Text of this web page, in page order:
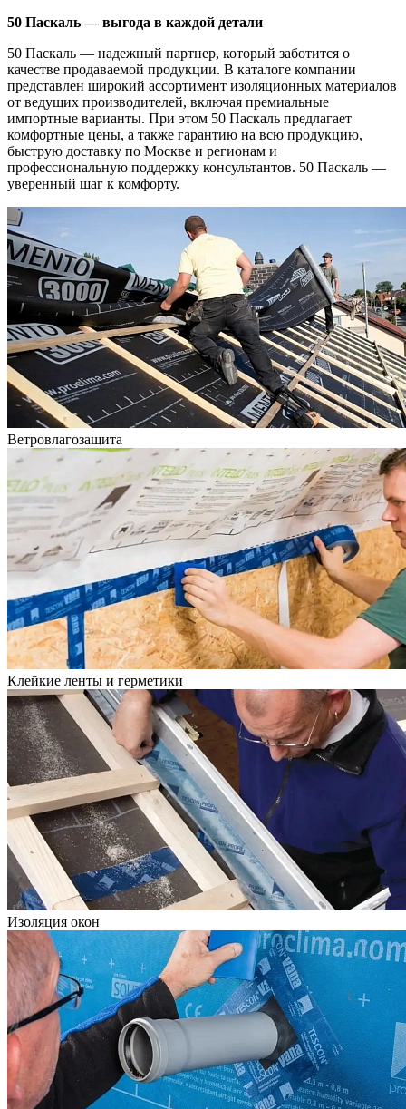
50 Паскаль — выгода в каждой детали
50 Паскаль — надежный партнер, который заботится о
качестве продаваемой продукции. В каталоге компании
представлен широкий ассортимент изоляционных материалов
от ведущих производителей, включая премиальные
импортные варианты. При этом 50 Паскаль предлагает
комфортные цены, а также гарантию на всю продукцию,
быструю доставку по Москве и регионам и
профессиональную поддержку консультантов. 50 Паскаль —
уверенный шаг к комфорту.
Ветровлагозащита
Клейкие ленты и герметики
Изоляция окон